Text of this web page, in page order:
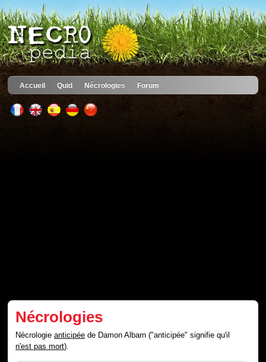
Accueil Quid Nécrologies Forum
Nécrologies
Nécrologieanticipée de Damon Albarn ("anticipée" signifie qu'il
n'est pas mort).